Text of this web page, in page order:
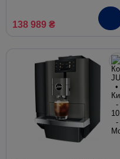
138 989 ₴